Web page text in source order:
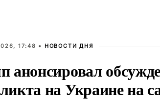
17:48 • НОВОСТИ ДНЯ
анонсировал
на Украине на